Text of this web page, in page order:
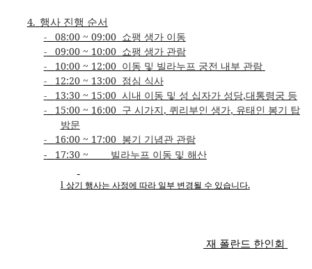
4. 행사 진행 순서
- 08:00 ~ 09:00 쇼팽 생가 이동
-
09:00 ~ 10:00 쇼팽 생가 관람
-
10:00 ~ 12:00 이동 및 빌라누프 궁전 내부 관람
-
12:20 ~ 13:00 점심 식사
-
13:30 ~ 15:00 시내 이동 및 성 십자가 성당,대통령궁 등
-
15:00 ~ 16:00 구 시가지, 퀴리부인 생가, 유태인 봉기 탑
방문
-
16:00 ~ 17:00 봉기 기념관 관람
-
17:30 ~ 빌라누프 이동 및 해산
l 상기 행사는 사정에 따라 일부 변경될 수 있습니다.
재 폴란드 한인회